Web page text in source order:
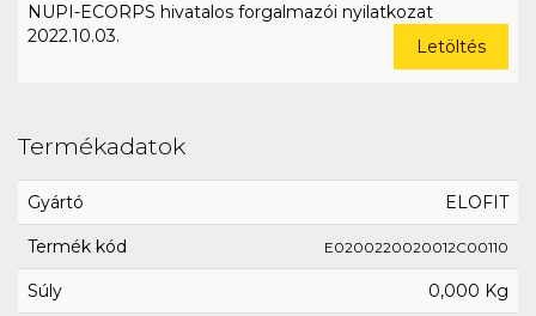
NUPI-ECORPS hivatalos forgalmazói nyilatkozat
2022.10.03.
Letöltés
Termékadatok
Gyártó ELOFIT
Termék kód E0200220020012C00110
Súly 0,000 Kg